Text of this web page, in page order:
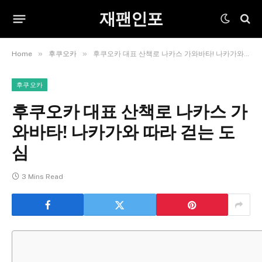
재팬인포
Home » 후쿠오카 » 후쿠오카 대표 산책로 나카스 가와바타! 나카가와 따라 걷는 도심
후쿠오카
후쿠오카 대표 산책로 나카스 가
와바타! 나카가와 따라 걷는 도
심
3 Mins Read